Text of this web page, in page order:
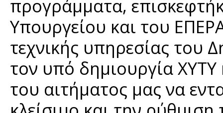
προγράμματα,
Υπουργείου και του
τεχνικής υπηρεσίας του
τον υπό δημιουργία
του αιτήματος μας να